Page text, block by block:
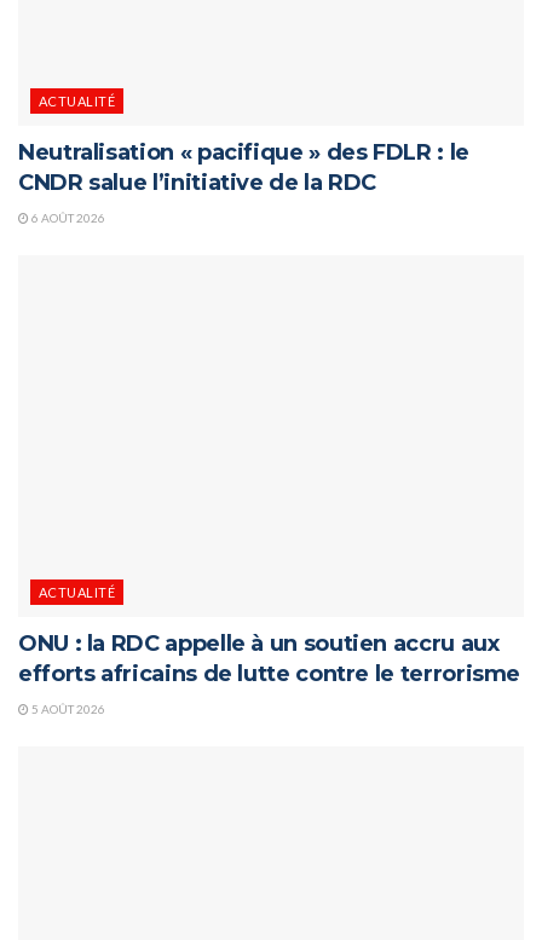
ACTUALITÉ
Neutralisation « pacifique » des FDLR : le
CNDR salue l’initiative de la RDC
6 AOÛT 2026
ACTUALITÉ
ONU : la RDC appelle à un soutien accru aux
efforts africains de lutte contre le terrorisme
5 AOÛT 2026